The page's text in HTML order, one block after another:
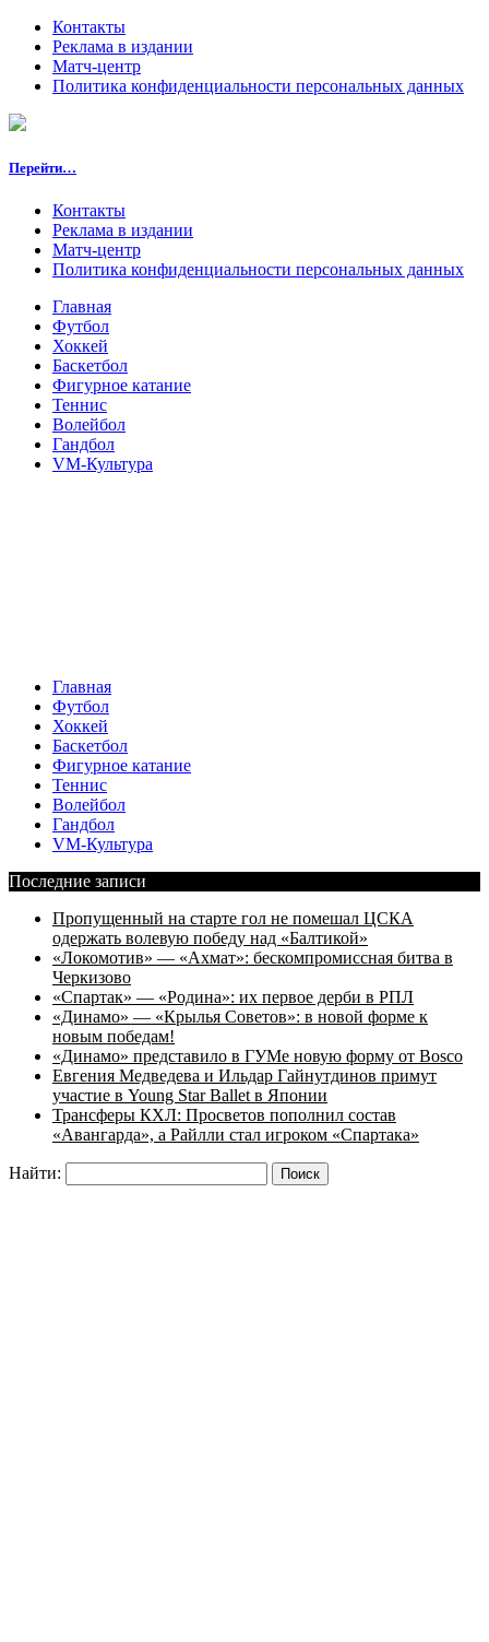
Контакты
Реклама в издании
Матч-центр
Политика конфиденциальности персональных данных
Перейти…
Контакты
Реклама в издании
Матч-центр
Политика конфиденциальности персональных данных
Главная
Футбол
Хоккей
Баскетбол
Фигурное катание
Теннис
Волейбол
Гандбол
VM-Культура
Главная
Футбол
Хоккей
Баскетбол
Фигурное катание
Теннис
Волейбол
Гандбол
VM-Культура
Последние записи
Пропущенный на старте гол не помешал ЦСКА
одержать волевую победу над «Балтикой»
«Локомотив» — «Ахмат»: бескомпромиссная битва в
Черкизово
«Спартак» — «Родина»: их первое дерби в РПЛ
«Динамо» — «Крылья Советов»: в новой форме к
новым победам!
«Динамо» представило в ГУМе новую форму от Bosco
Евгения Медведева и Ильдар Гайнутдинов примут
участие в Young Star Ballet в Японии
Трансферы КХЛ: Просветов пополнил состав
«Авангарда», а Райлли стал игроком «Спартака»
Найти: